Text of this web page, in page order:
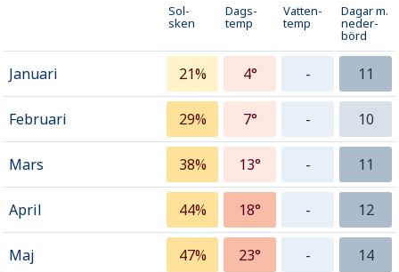
Sol-
sken
Dags-
temp
Vatten-
temp
Dagar m.
neder­
börd
Januari 21% 4° - 11
Februari 29% 7° - 10
Mars 38% 13° - 11
April 44% 18° - 12
Maj 47% 23° - 14